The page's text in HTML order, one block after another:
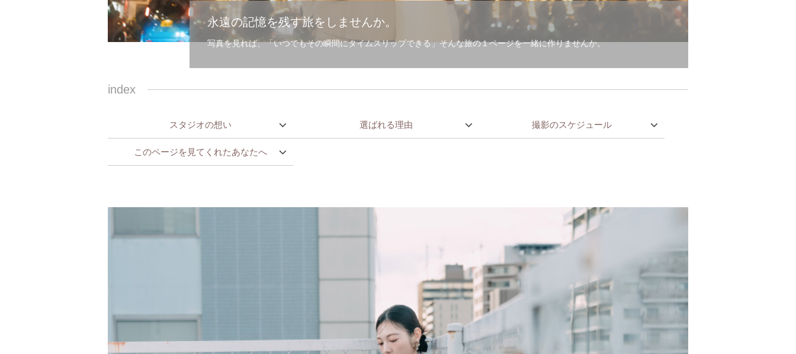
永遠の記憶を残す旅をしませんか。
写真を見れば、「いつでもその瞬間にタイムスリップできる」そんな旅の１ページを一緒に作りませんか。
index
スタジオの想い 選ばれる理由 撮影のスケジュール
このページを見てくれたあなたへ